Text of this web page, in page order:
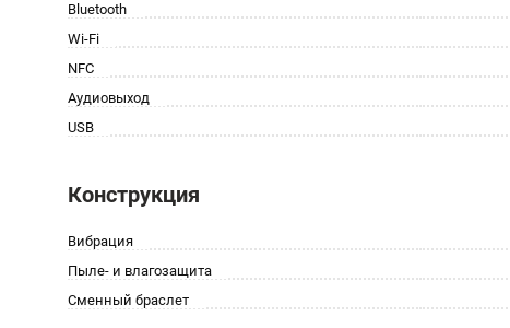
Bluetooth
Wi-Fi
NFC
Аудиовыход
USB
Конструкция
Вибрация
Пыле- и влагозащита
Сменный браслет